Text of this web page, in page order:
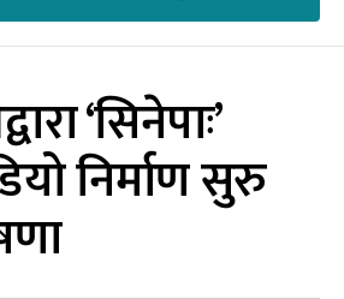
‘सिनेपाः’
निर्माण सुरु